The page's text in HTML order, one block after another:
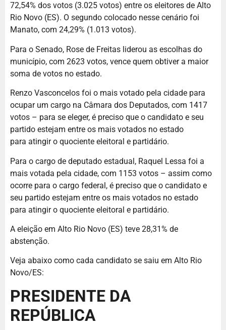
72,54% dos votos (3.025 votos) entre os eleitores de Alto
Rio Novo (ES). O segundo colocado nesse cenário foi
Manato, com 24,29% (1.013 votos).
Para o Senado, Rose de Freitas liderou as escolhas do
município, com 2623 votos, vence quem obtiver a maior
soma de votos no estado.
Renzo Vasconcelos foi o mais votado pela cidade para
ocupar um cargo na Câmara dos Deputados, com 1417
votos – para se eleger, é preciso que o candidato e seu
partido estejam entre os mais votados no estado
para atingir o quociente eleitoral e partidário.
Para o cargo de deputado estadual, Raquel Lessa foi a
mais votada pela cidade, com 1153 votos – assim como
ocorre para o cargo federal, é preciso que o candidato e
seu partido estejam entre os mais votados no estado
para atingir o quociente eleitoral e partidário.
A eleição em Alto Rio Novo (ES) teve 28,31% de
abstenção.
Veja abaixo como cada candidato se saiu em Alto Rio
Novo/ES:
PRESIDENTE DA
REPÚBLICA